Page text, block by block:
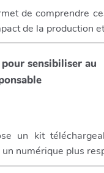
de comprendre
de la production
sensibiliser au
un kit
numérique plus